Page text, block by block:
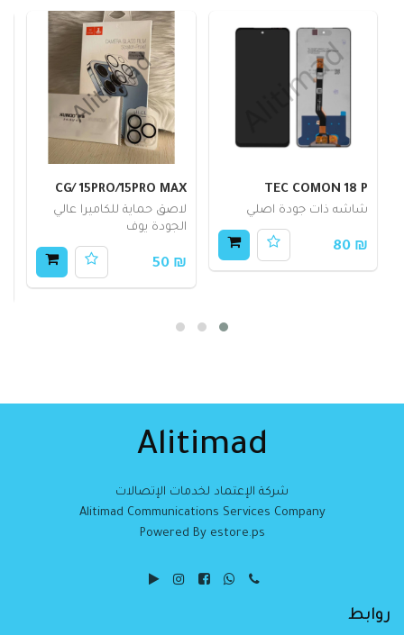
TEC COMON 18 P
شاشه ذات جودة اصلي
₪ 80
CG/ 15PRO/15PRO MAX
لاصق حماية للكاميرا عالي
الجودة يوف
₪ 50
Alitimad
شركة الإعتماد لخدمات الإتصالات
Alitimad Communications Services Company
Powered By estore.ps
روابط